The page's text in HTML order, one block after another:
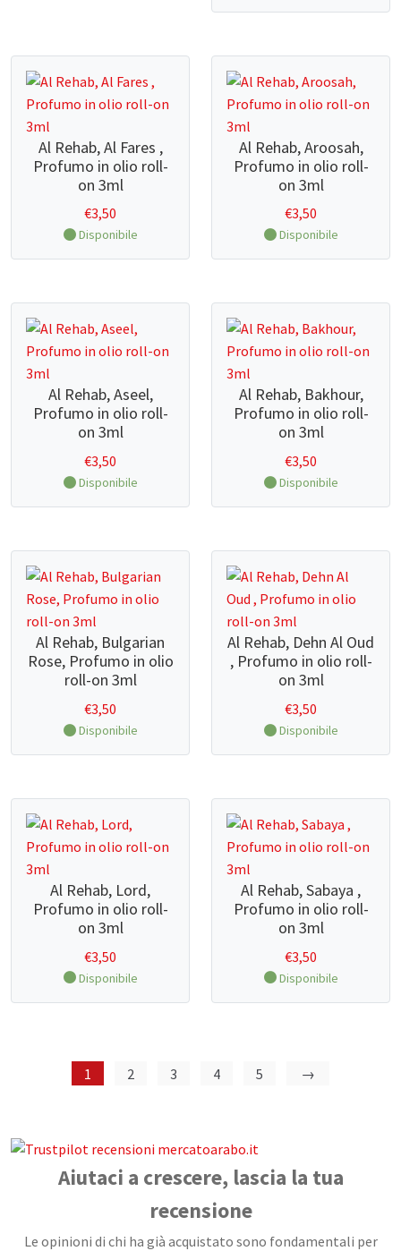
Al Rehab, Al Fares ,
Profumo in olio roll-
on 3ml
€3,50
Disponibile
Al Rehab, Aroosah,
Profumo in olio roll-
on 3ml
€3,50
Disponibile
Al Rehab, Aseel,
Profumo in olio roll-
on 3ml
€3,50
Disponibile
Al Rehab, Bakhour,
Profumo in olio roll-
on 3ml
€3,50
Disponibile
Al Rehab, Bulgarian
Rose, Profumo in olio
roll-on 3ml
€3,50
Disponibile
Al Rehab, Dehn Al Oud
, Profumo in olio roll-
on 3ml
€3,50
Disponibile
Al Rehab, Lord,
Profumo in olio roll-
on 3ml
€3,50
Disponibile
Al Rehab, Sabaya ,
Profumo in olio roll-
on 3ml
€3,50
Disponibile
1 2 3 4 5 →
Aiutaci a crescere, lascia la tua
recensione
Le opinioni di chi ha già acquistato sono fondamentali per